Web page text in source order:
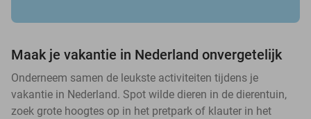
Maak je vakantie in Nederland onvergetelijk
Onderneem samen de leukste activiteiten tijdens je
vakantie in Nederland. Spot wilde dieren in de dierentuin,
zoek grote hoogtes op in het pretpark of klauter in het